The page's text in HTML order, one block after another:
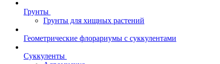
Грунты
Грунты для хищных растений
Геометрические флорариумы с суккулентами
Суккуленты